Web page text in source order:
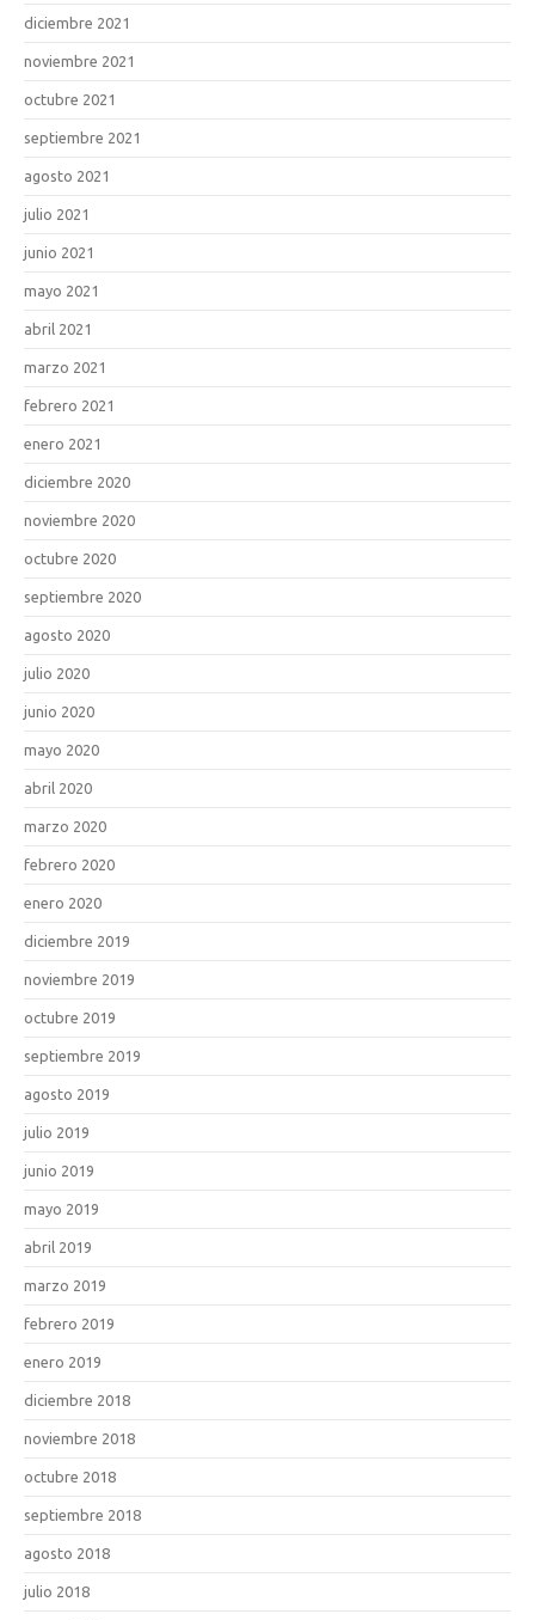
diciembre 2021
noviembre 2021
octubre 2021
septiembre 2021
agosto 2021
julio 2021
junio 2021
mayo 2021
abril 2021
marzo 2021
febrero 2021
enero 2021
diciembre 2020
noviembre 2020
octubre 2020
septiembre 2020
agosto 2020
julio 2020
junio 2020
mayo 2020
abril 2020
marzo 2020
febrero 2020
enero 2020
diciembre 2019
noviembre 2019
octubre 2019
septiembre 2019
agosto 2019
julio 2019
junio 2019
mayo 2019
abril 2019
marzo 2019
febrero 2019
enero 2019
diciembre 2018
noviembre 2018
octubre 2018
septiembre 2018
agosto 2018
julio 2018